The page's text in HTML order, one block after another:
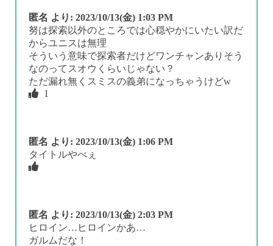
匿名 より: 2023/10/13(金) 1:03 PM
努は探索以外のところでは心穏やかにいたい訳だ
からユニスは無理
そういう意味で探索者だけどワンチャンありそう
なのってスオウくらいじゃない？
ただ漏れ無くスミスの義弟になっちゃうけどw
1
匿名 より: 2023/10/13(金) 1:06 PM
タイトルやべぇ
匿名 より: 2023/10/13(金) 2:03 PM
ヒロイン…ヒロインかあ…
ガルムだな！